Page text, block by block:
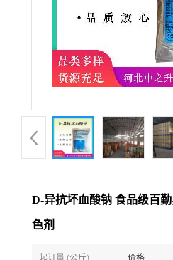
D-异抗坏血酸钠 食品级百
色剂